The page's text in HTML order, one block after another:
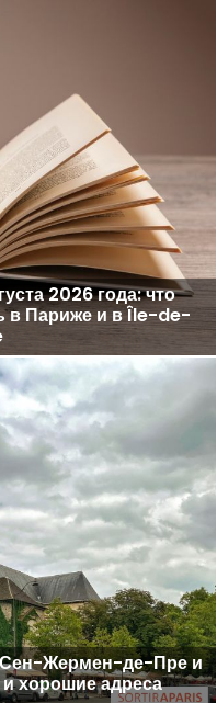
2026 года: что
в Париже и в Île-de-
Сен-Жермен-де-Пре и
хорошие адреса